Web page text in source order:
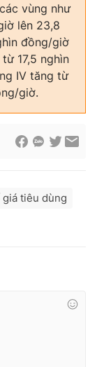
vùng như
lên 23,8
đồng/giờ
17,5 nghìn
IV tăng từ
giờ.
giá tiêu dùng